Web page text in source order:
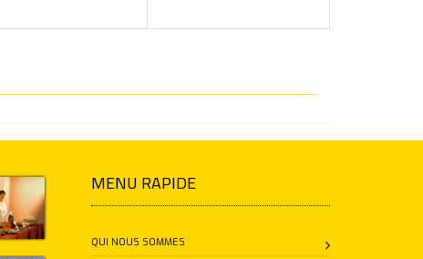
MENU RAPIDE
QUI NOUS SOMMES